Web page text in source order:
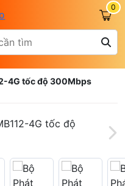
0
4G tốc độ 300Mbps